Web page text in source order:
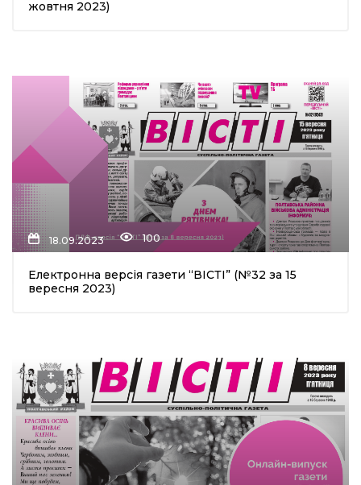
жовтня 2023)
18.09.2023 100
Електронна версія газети “ВІСТІ” (№32 за 15
вересня 2023)